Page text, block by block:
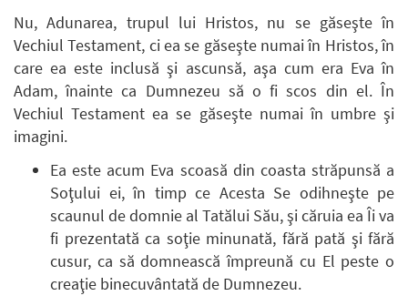
Nu, Adunarea, trupul lui Hristos, nu se găseşte în
Vechiul Testament, ci ea se găseşte numai în Hristos, în
care ea este inclusă şi ascunsă, aşa cum era Eva în
Adam, înainte ca Dumnezeu să o fi scos din el. În
Vechiul Testament ea se găseşte numai în umbre şi
imagini.
Ea este acum Eva scoasă din coasta străpunsă a
Soţului ei, în timp ce Acesta Se odihneşte pe
scaunul de domnie al Tatălui Său, şi căruia ea Îi va
fi prezentată ca soţie minunată, fără pată şi fără
cusur, ca să domnească împreună cu El peste o
creaţie binecuvântată de Dumnezeu.